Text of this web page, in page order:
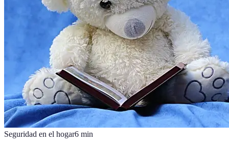
Seguridad en el hogar6 min